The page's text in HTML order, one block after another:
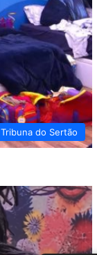
Tribuna do Sertão